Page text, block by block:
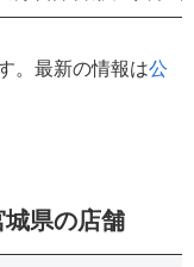
。最新の情報は公
県の店舗